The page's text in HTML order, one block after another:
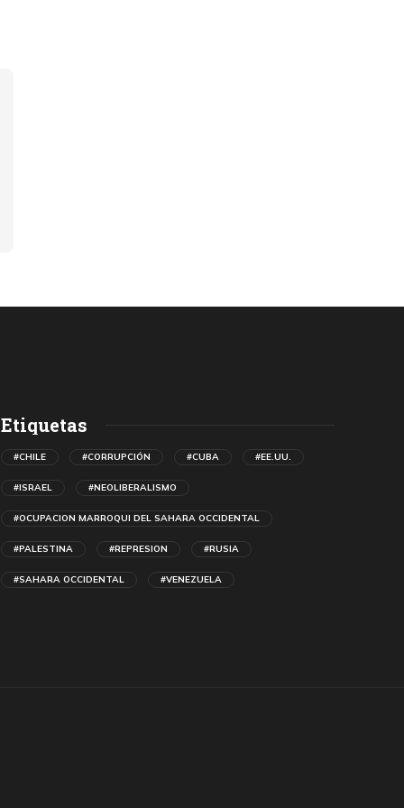
Etiquetas
#CHILE #CORRUPCIÓN #CUBA #EE.UU.
#ISRAEL #NEOLIBERALISMO
#OCUPACION MARROQUI DEL SAHARA OCCIDENTAL
#PALESTINA #REPRESION #RUSIA
#SAHARA OCCIDENTAL #VENEZUELA